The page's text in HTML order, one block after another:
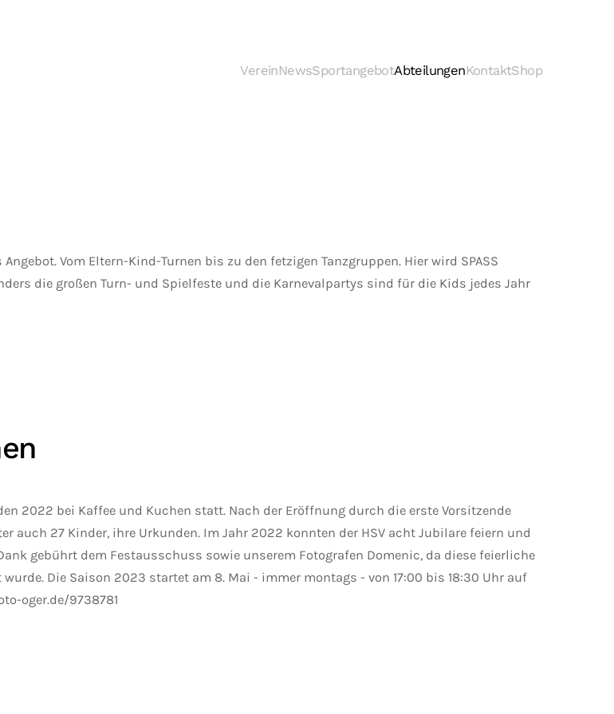
VereinNewsSportangebotAbteilungenKontaktShop
Vom Eltern-Kind-Turnen bis zu den fetzigen Tanzgruppen. Hier wird SPASS
die großen Turn- und Spielfeste und die Karnevalpartys sind für die Kids jedes Jahr
2022 bei Kaffee und Kuchen statt. Nach der Eröffnung durch die erste Vorsitzende
auch 27 Kinder, ihre Urkunden. Im Jahr 2022 konnten der HSV acht Jubilare feiern und
gebührt dem Festausschuss sowie unserem Fotografen Domenic, da diese feierliche
Die Saison 2023 startet am 8. Mai - immer montags - von 17:00 bis 18:30 Uhr auf
oger.de/9738781